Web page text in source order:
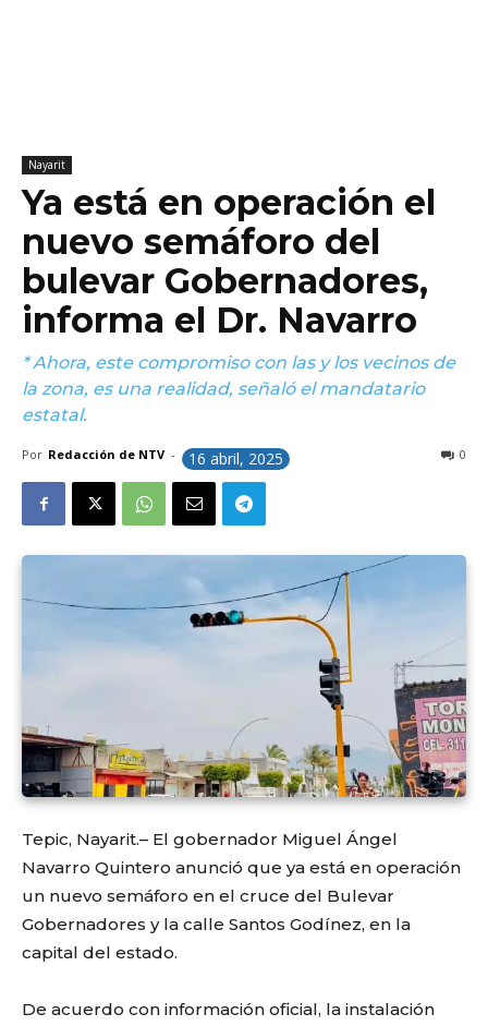
Nayarit
Ya está en operación el
nuevo semáforo del
bulevar Gobernadores,
informa el Dr. Navarro
* Ahora, este compromiso con las y los vecinos de
la zona, es una realidad, señaló el mandatario
estatal.
Por Redacción de NTV - 16 abril, 2025 0
Tepic, Nayarit.– El gobernador Miguel Ángel
Navarro Quintero anunció que ya está en operación
un nuevo semáforo en el cruce del Bulevar
Gobernadores y la calle Santos Godínez, en la
capital del estado.
De acuerdo con información oficial, la instalación